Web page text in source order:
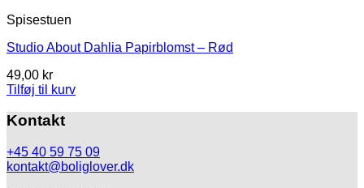
Spisestuen
Studio About Dahlia Papirblomst – Rød
49,00 kr
Tilføj til kurv
Kontakt
+45 40 59 75 09
kontakt@boliglover.dk